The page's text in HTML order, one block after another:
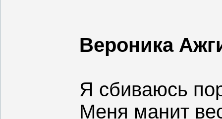
Вероника
Я сбиваюсь
Меня манит